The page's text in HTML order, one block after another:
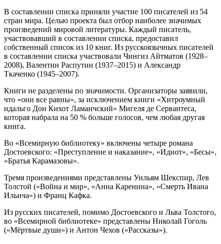
В составлении списка приняли участие 100 писателей из 54
стран мира. Целью проекта был отбор наиболее значимых
произведений мировой литературы. Каждый писатель,
участвовавший в составлении списка, предоставил
собственный список из 10 книг. Из русскоязычных писателей
в составлении списка участвовали Чингиз Айтматов (1928–
2008), Валентин Распутин (1937–2015) и Александр
Ткаченко (1945–2007).
Книги не разделены по значимости. Организаторы заявили,
что «они все равны», за исключением книги «Хитроумный
идальго Дон Кихот Ламанчский» Мигеля де Сервантеса,
которая набрала на 50 % больше голосов, чем любая другая
книга.
Во «Всемирную библиотеку» включены четыре романа
Достоевского: «Преступление и наказание», «Идиот», «Бесы»,
«Братья Карамазовы».
Тремя произведениями представлены Уильям Шекспир, Лев
Толстой («Война и мир», «Анна Каренина», «Смерть Ивана
Ильича») и Франц Кафка.
Из русских писателей, помимо Достоевского и Льва Толстого,
во «Всемирной библиотеке» представлены Николай Гоголь
(«Мёртвые души») и Антон Чехов («Рассказы»).